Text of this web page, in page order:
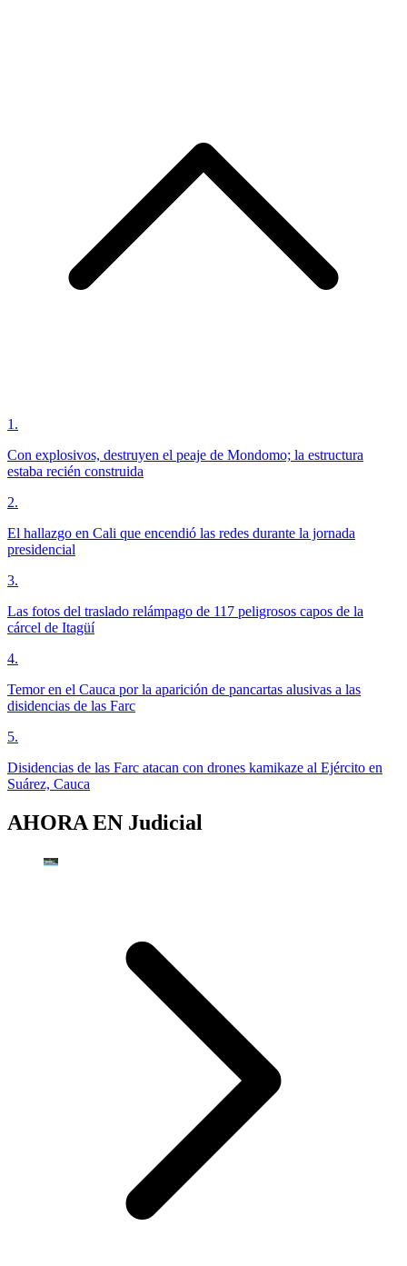
1 .
Con explosivos, destruyen el peaje de Mondomo; la estructura
estaba recién construida
2.
El hallazgo en Cali que encendió las redes durante la jornada
presidencial
3.
Las fotos del traslado relámpago de 117 peligrosos capos de la
cárcel de Itagüí
4.
Temor en el Cauca por la aparición de pancartas alusivas a las
disidencias de las Farc
5.
Disidencias de las Farc atacan con drones kamikaze al Ejército en
Suárez, Cauca
AHORA EN Judicial